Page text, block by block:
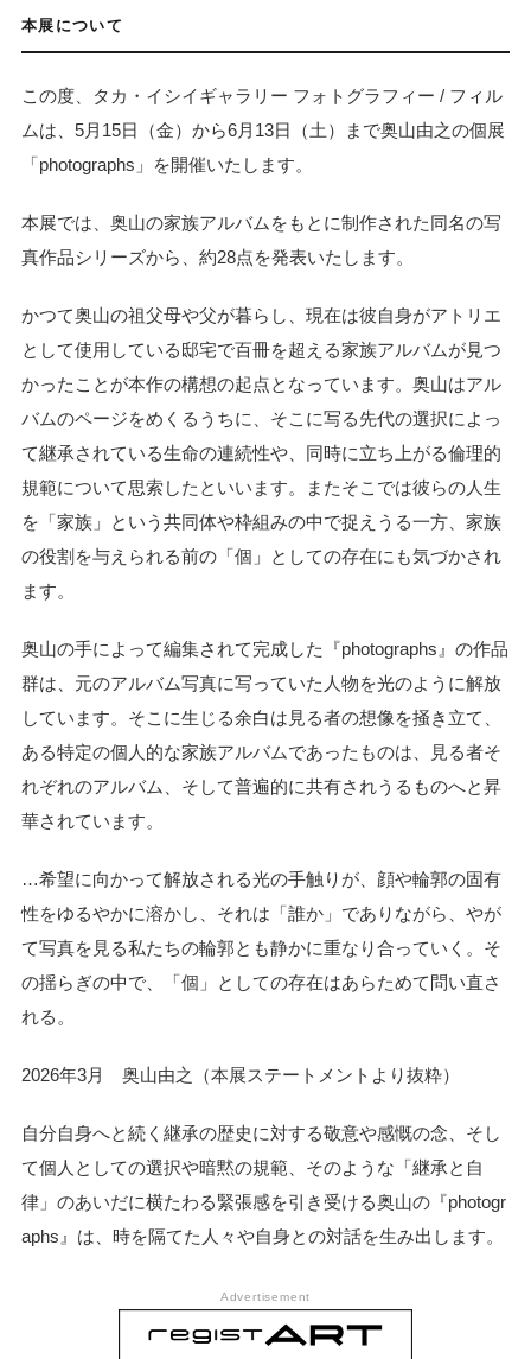
本展について
この度、タカ・イシイギャラリー フォトグラフィー / フィル
ムは、5月15日（金）から6月13日（土）まで奥山由之の個展
「photographs」を開催いたします。
本展では、奥山の家族アルバムをもとに制作された同名の写
真作品シリーズから、約28点を発表いたします。
かつて奥山の祖父母や父が暮らし、現在は彼自身がアトリエ
として使用している邸宅で百冊を超える家族アルバムが見つ
かったことが本作の構想の起点となっています。奥山はアル
バムのページをめくるうちに、そこに写る先代の選択によっ
て継承されている生命の連続性や、同時に立ち上がる倫理的
規範について思索したといいます。またそこでは彼らの人生
を「家族」という共同体や枠組みの中で捉えうる一方、家族
の役割を与えられる前の「個」としての存在にも気づかされ
ます。
奥山の手によって編集されて完成した『photographs』の作品
群は、元のアルバム写真に写っていた人物を光のように解放
しています。そこに生じる余白は見る者の想像を掻き立て、
ある特定の個人的な家族アルバムであったものは、見る者そ
れぞれのアルバム、そして普遍的に共有されうるものへと昇
華されています。
…希望に向かって解放される光の手触りが、顔や輪郭の固有
性をゆるやかに溶かし、それは「誰か」でありながら、やが
て写真を見る私たちの輪郭とも静かに重なり合っていく。そ
の揺らぎの中で、「個」としての存在はあらためて問い直さ
れる。
2026年3月 奥山由之（本展ステートメントより抜粋）
自分自身へと続く継承の歴史に対する敬意や感慨の念、そし
て個人としての選択や暗黙の規範、そのような「継承と自
律」のあいだに横たわる緊張感を引き受ける奥山の『photogr
aphs』は、時を隔てた人々や自身との対話を生み出します。
Advertisement